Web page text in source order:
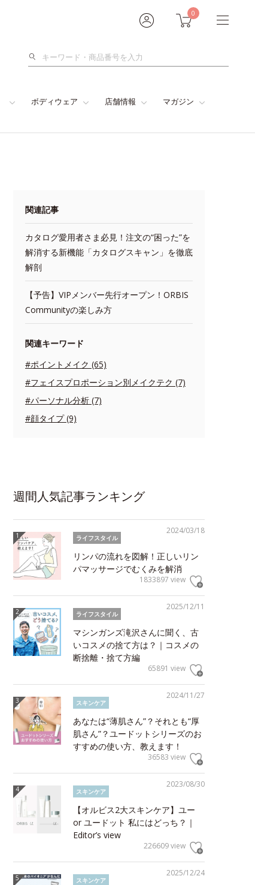
0
検
ボディウェア 店舗情報 マガジン
関連記事
カタログ愛用者さま必見！注文の“困った”を
解消する新機能「カタログスキャン」を徹底
解剖
【予告】VIPメンバー先行オープン！ORBIS
Communityの楽しみ方
関連キーワード
#ポイントメイク (65)
#フェイスプロポーション別メイクテク (7)
#パーソナル分析 (7)
#顔タイプ (9)
週間人気記事ランキング
2024/03/18
ライフスタイル
リンパの流れを図解！正しいリン
パマッサージでむくみを解消
1833897 view
2025/12/11
ライフスタイル
マシンガンズ滝沢さんに聞く、古
いコスメの捨て方は？｜コスメの
断捨離・捨て方編
65891 view
2024/11/27
スキンケア
あなたは“薄肌さん”？それとも“厚
肌さん”？ユードットシリーズのお
すすめの使い方、教えます！
36583 view
2023/08/30
スキンケア
【オルビス2大スキンケア】ユー
or ユードット 私にはどっち？｜
Editor’s view
226609 view
2025/12/24
スキンケア